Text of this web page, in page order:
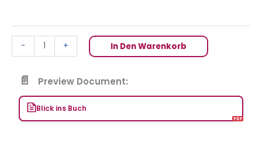
- + In Den Warenkorb
Preview Document:
Blick ins Buch